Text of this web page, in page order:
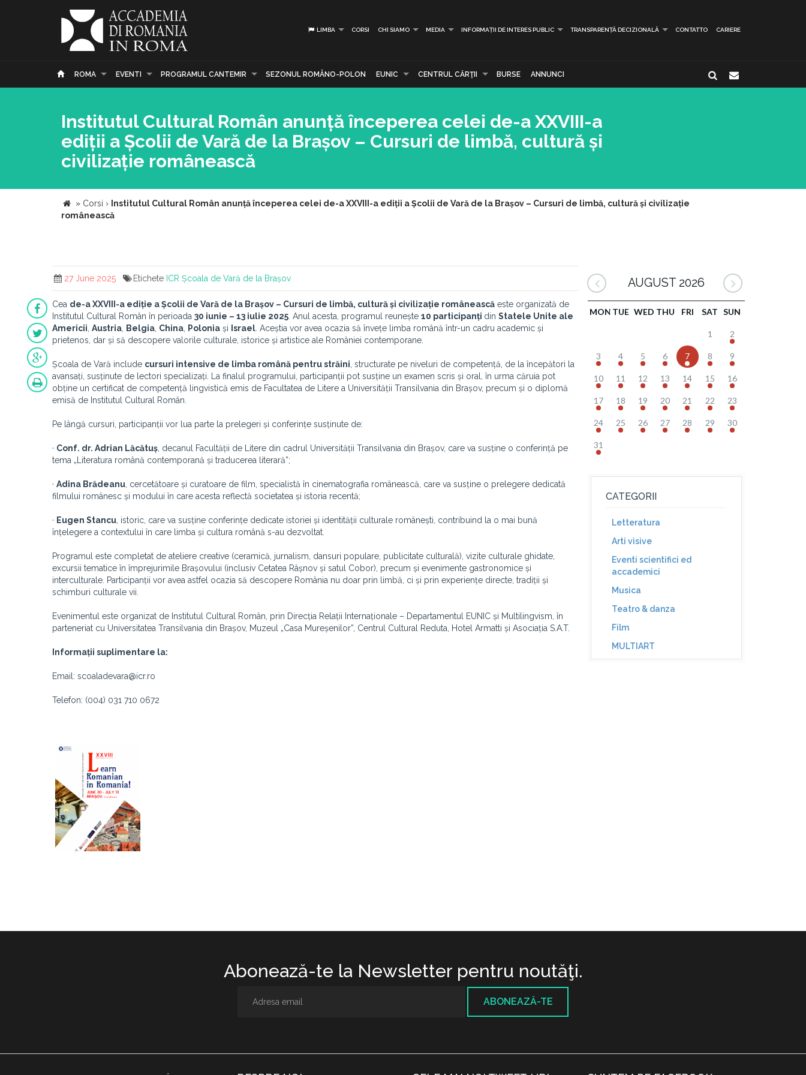
LIMBA CORSI CHI SIAMO MEDIA INFORMAȚII DE INTERES PUBLIC TRANSPARENȚĂ DECIZIONALĂ CONTATTO CARIERE
ROMA EVENTI PROGRAMUL CANTEMIR SEZONUL ROMÂNO-POLON EUNIC CENTRUL CĂRŢII BURSE ANNUNCI
Institutul Cultural Român anunță începerea celei de-a XXVIII-a
ediții a Școlii de Vară de la Brașov – Cursuri de limbă, cultură și
civilizație românească
» Corsi › Institutul Cultural Român anunță începerea celei de-a XXVIII-a ediții a Școlii de Vară de la Brașov – Cursuri de limbă, cultură și civilizație
românească
27 June 2025 Etichete ICR Școala de Vară de la Brașov
Cea de-a XXVIII-a ediție a Școlii de Vară de la Brașov – Cursuri de limbă, cultură și civilizație românească este organizată de
Institutul Cultural Român în perioada 30 iunie – 13 iulie 2025 . Anul acesta, programul reunește 10 participanți din Statele Unite ale
Americii Austria Belgia China Polonia și Israel . Aceștia vor avea ocazia să învețe limba română într-un cadru academic și
prietenos, dar și să descopere valorile culturale, istorice și artistice ale României contemporane.
Școala de Vară include cursuri intensive de limba română pentru străini , structurate pe niveluri de competență, de la începători la
avansați, susținute de lectori specializați. La finalul programului, participanții pot susține un examen scris și oral, în urma căruia pot
obține un certificat de competență lingvistică emis de Facultatea de Litere a Universității Transilvania din Brașov, precum și o diplomă
emisă de Institutul Cultural Român.
Pe lângă cursuri, participanții vor lua parte la prelegeri și conferințe susținute de:
· Conf. dr. Adrian Lăcătuș , decanul Facultății de Litere din cadrul Universității Transilvania din Brașov, care va susține o conferință pe
tema „Literatura română contemporană și traducerea literară”;
· Adina Brădeanu , cercetătoare și curatoare de film, specialistă în cinematografia românească, care va susține o prelegere dedicată
filmului românesc și modului în care acesta reflectă societatea și istoria recentă;
· Eugen Stancu , istoric, care va susține conferințe dedicate istoriei și identității culturale românești, contribuind la o mai bună
înțelegere a contextului în care limba și cultura română s-au dezvoltat.
Programul este completat de ateliere creative (ceramică, jurnalism, dansuri populare, publicitate culturală), vizite culturale ghidate,
excursii tematice în împrejurimile Brașovului (inclusiv Cetatea Râșnov și satul Cobor), precum și evenimente gastronomice și
interculturale. Participanții vor avea astfel ocazia să descopere România nu doar prin limbă, ci și prin experiențe directe, tradiții și
schimburi culturale vii.
Evenimentul este organizat de Institutul Cultural Român, prin Direcția Relații Internaționale – Departamentul EUNIC și Multilingvism, în
parteneriat cu Universitatea Transilvania din Brașov, Muzeul „Casa Mureșenilor”, Centrul Cultural Reduta, Hotel Armatti și Asociația S.A.T.
Informații suplimentare la:
Email: scoaladevara@icr.ro
Telefon: (004) 031 710 0672
AUGUST 2026
MON TUE WED THU FRI SAT SUN
1 2
3 4 5 6 7 8 9
10 11 12 13 14 15 16
17 18 19 20 21 22 23
24 25 26 27 28 29 30
31
CATEGORII
Letteratura
Arti visive
Eventi scientifici ed
accademici
Musica
Teatro & danza
Film
MULTIART
Abonează-te la Newsletter pentru noutăţi.
ABONEAZĂ-TE